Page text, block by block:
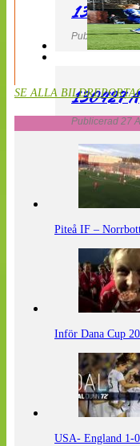
130427
Publicerad 27
130427
Publicerad 27
SE ALLA
Piteå IF –
Inför Dana Cup
USA- England 1-0